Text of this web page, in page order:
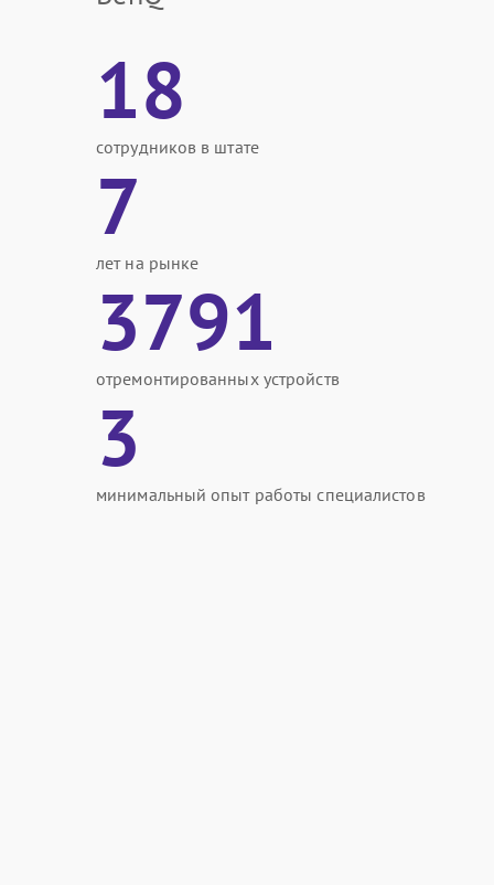
18
сотрудников в штате
7
лет на рынке
3791
отремонтированных устройств
3
минимальный опыт работы специалистов